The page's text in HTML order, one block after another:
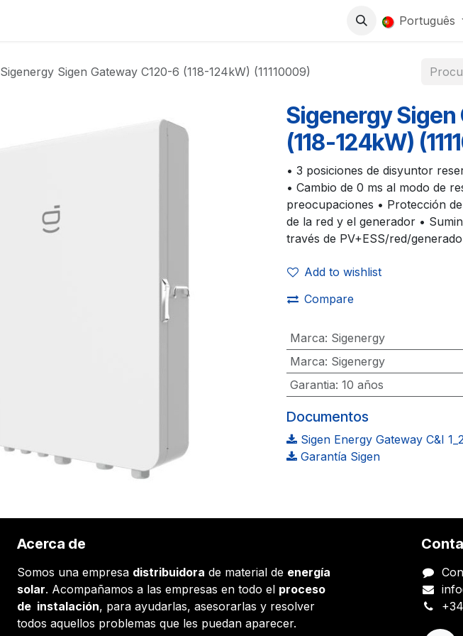
0 Português
Sigenergy Sigen Gateway C120-6 (118-124kW) (11110009)
Sigenergy
(118-124kW)
• 3 posiciones de disyuntor
• Cambio de 0 ms al modo de
preocupaciones • Protección
de la red y el generador •
través de PV+ESS/red/
Add to wishlist
Compare
Marca: Sigenergy
Marca: Sigenergy
Garantia: 10 años
Documentos
Sigen Energy Gateway C&I
Garantía Sigen
Acerca de
Somos una empresa distribuidora de material de energía
solar. Acompañamos a las empresas en todo el proceso
de instalación, para ayudarlas, asesorarlas y resolver
todos aquellos problemas que les puedan aparecer.